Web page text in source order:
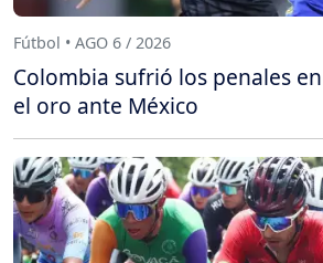
Fútbol • AGO 6 / 2026
Colombia sufrió los penales
el oro ante México